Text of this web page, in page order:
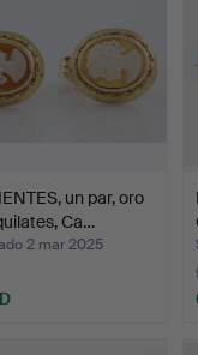
un par, oro
Ca…
2 mar 2025